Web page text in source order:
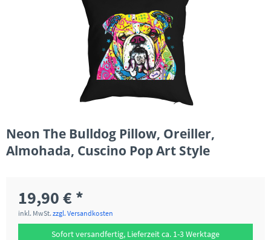
Neon The Bulldog Pillow, Oreiller,
Almohada, Cuscino Pop Art Style
19,90 € *
inkl. MwSt. zzgl. Versandkosten
Sofort versandfertig, Lieferzeit ca. 1-3 Werktage